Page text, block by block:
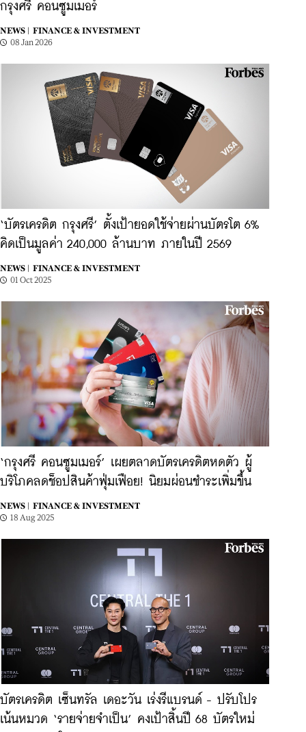
กรุงศรี คอนซูมเมอร์
NEWS |
FINANCE & INVESTMENT
08 Jan 2026
‘บัตรเครดิต กรุงศรี’ ตั้งเป้ายอดใช้จ่ายผ่านบัตรโต 6%
คิดเป็นมูลค่า 240,000 ล้านบาท ภายในปี 2569
NEWS |
FINANCE & INVESTMENT
01 Oct 2025
‘กรุงศรี คอนซูมเมอร์’ เผยตลาดบัตรเครดิตหดตัว ผู้
บริโภคลดช็อปสินค้าฟุ่มเฟือย! นิยมผ่อนชำระเพิ่มขึ้น
NEWS |
FINANCE & INVESTMENT
18 Aug 2025
บัตรเครดิต เซ็นทรัล เดอะวัน เร่งรีแบรนด์ - ปรับโปร
เน้นหมวด ‘รายจ่ายจำเป็น’ คงเป้าสิ้นปี 68 บัตรใหม่